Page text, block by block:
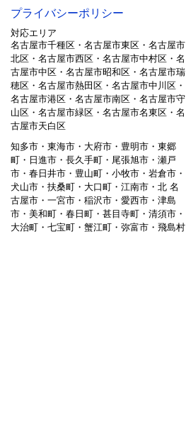
プライバシーポリシー
対応エリア
名古屋市千種区・名古屋市東区・名古屋市
北区・名古屋市西区・名古屋市中村区・名
古屋市中区・名古屋市昭和区・名古屋市瑞
穂区・名古屋市熱田区・名古屋市中川区・
名古屋市港区・名古屋市南区・名古屋市守
山区・名古屋市緑区・名古屋市名東区・名
古屋市天白区
知多市・東海市・大府市・豊明市・東郷
町・日進市・長久手町・尾張旭市・瀬戸
市・春日井市・豊山町・小牧市・岩倉市・
犬山市・扶桑町・大口町・江南市・北 名
古屋市・一宮市・稲沢市・愛西市・津島
市・美和町・春日町・甚目寺町・清須市・
大治町・七宝町・蟹江町・弥富市・飛島村